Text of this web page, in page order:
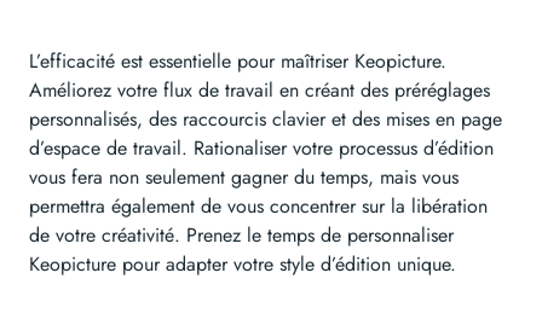
L’efficacité est essentielle pour maîtriser Keopicture.
Améliorez votre flux de travail en créant des préréglages
personnalisés, des raccourcis clavier et des mises en page
d’espace de travail. Rationaliser votre processus d’édition
vous fera non seulement gagner du temps, mais vous
permettra également de vous concentrer sur la libération
de votre créativité. Prenez le temps de personnaliser
Keopicture pour adapter votre style d’édition unique.